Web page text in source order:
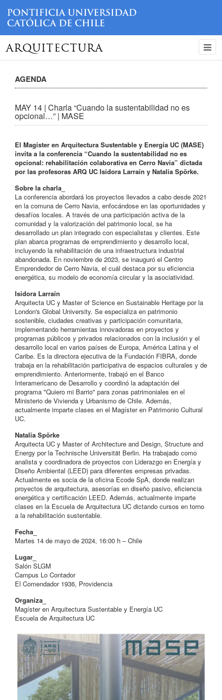
ARQUITECTURA
AGENDA
MAY 14 | Charla “Cuando la sustentabilidad no es
opcional…” | MASE
El Magíster en Arquitectura Sustentable y Energía UC (MASE)
invita a la conferencia “Cuando la sustentabilidad no es
opcional: rehabilitación colaborativa en Cerro Navia” dictada
por las profesoras ARQ UC Isidora Larraín y Natalia Spörke.
Sobre la charla_
La conferencia abordará los proyectos llevados a cabo desde 2021
en la comuna de Cerro Navia, enfocándose en las oportunidades y
desafíos locales. A través de una participación activa de la
comunidad y la valorización del patrimonio local, se ha
desarrollado un plan integrado con especialistas y clientes. Este
plan abarca programas de emprendimiento y desarrollo local,
incluyendo la rehabilitación de una infraestructura industrial
abandonada. En noviembre de 2023, se inauguró el Centro
Emprendedor de Cerro Navia, el cuál destaca por su eficiencia
energética, su modelo de economía circular y la asociatividad.
Isidora Larraín
Arquitecta UC y Master of Science en Sustainable Heritage por la
London's Global University. Se especializa en patrimonio
sostenible, ciudades creativas y participación comunitaria,
implementando herramientas innovadoras en proyectos y
programas públicos y privados relacionados con la inclusión y el
desarrollo local en varios países de Europa, América Latina y el
Caribe. Es la directora ejecutiva de la Fundación FIBRA, donde
trabaja en la rehabilitación participativa de espacios culturales y de
emprendimiento. Anteriormente, trabajó en el Banco
Interamericano de Desarrollo y coordinó la adaptación del
programa "Quiero mi Barrio" para zonas patrimoniales en el
Ministerio de Vivienda y Urbanismo de Chile. Además,
actualmente imparte clases en el Magíster en Patrimonio Cultural
UC.
Natalia Spörke
Arquitecta UC y Master of Architecture and Design, Structure and
Energy por la Technische Universität Berlin. Ha trabajado como
analista y coordinadora de proyectos con Liderazgo en Energía y
Diseño Ambiental (LEED) para diferentes empresas privadas.
Actualmente es socia de la oficina Ecode SpA, donde realizan
proyectos de arquitectura, asesorías en diseño pasivo, eficiencia
energética y certificación LEED. Además, actualmente imparte
clases en la Escuela de Arquitectura UC dictando cursos en torno
a la rehabilitación sustentable.
Fecha_
Martes 14 de mayo de 2024, 16:00 h – Chile
Lugar_
Salón SLGM
Campus Lo Contador
El Comendador 1936, Providencia
Organiza_
Magíster en Arquitectura Sustentable y Energía UC
Escuela de Arquitectura UC